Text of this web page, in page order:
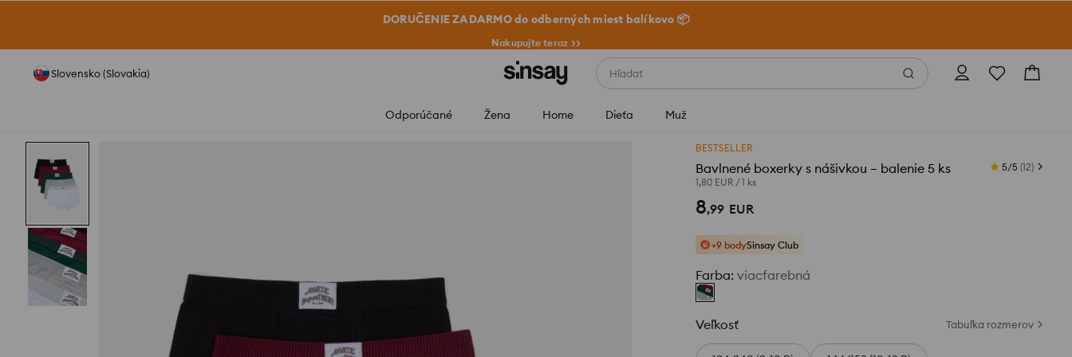
DORUČENIE ZADARMO do odberných miest balíkovo 📦
Nakupujte teraz >>
Slovensko (Slovakia) Hľadať
Odporúčané Žena Home Dieťa Muž
BESTSELLER
Bavlnené boxerky s nášivkou – balenie 5 ks
1,80 EUR /1 ks
5/5 (12)
8,99 EUR
+9 bodySinsay Club
Farba: viacfarebná
Veľkosť Tabuľka rozmerov